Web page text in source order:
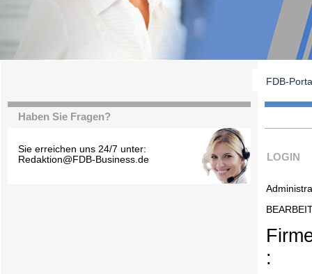
FDB-
Haben Sie Fragen?
Sie erreichen uns 24/7 unter:
Redaktion@FDB-Business.de
LOGIN
: